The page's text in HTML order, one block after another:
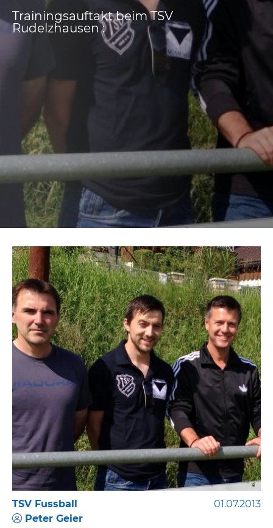
Trainingsauftakt beim TSV
Rudelzhausen :
TSV Fussball
Peter Geier
01.07.2013